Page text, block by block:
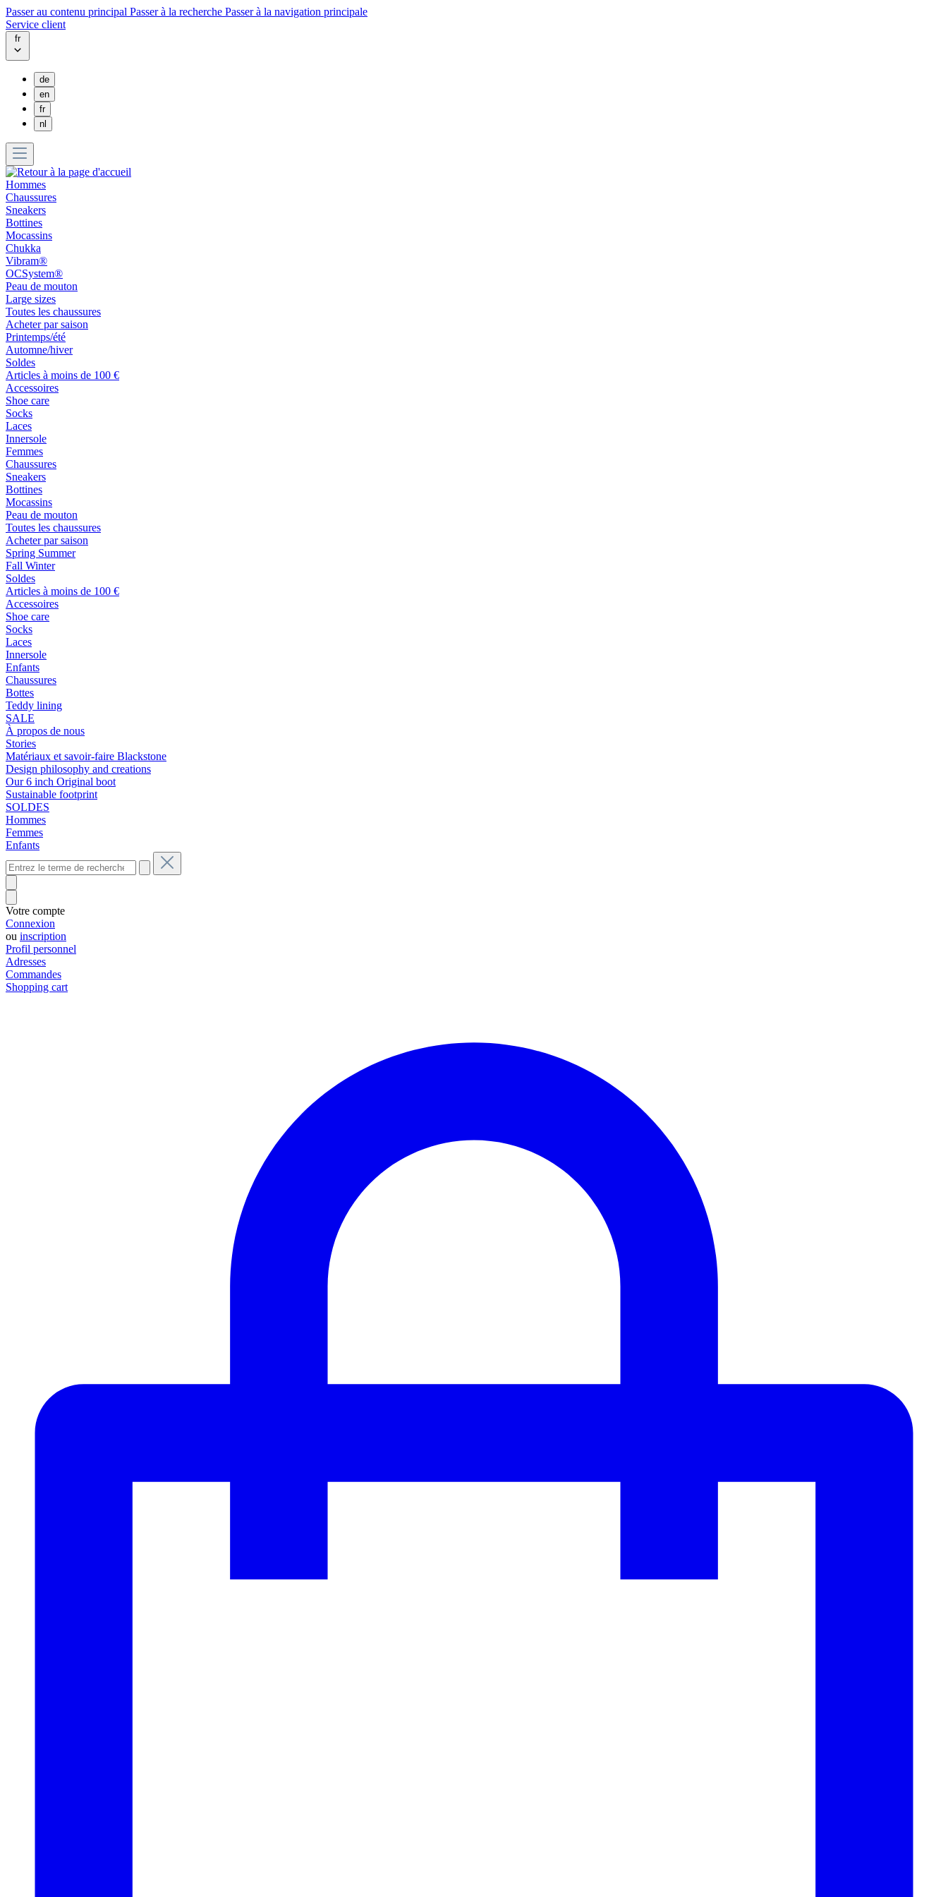
Passer au contenu principal Passer à la recherche Passer à la navigation principale
Service client
fr
de
en
fr
nl
Hommes
Chaussures
Sneakers
Bottines
Mocassins
Chukka
Vibram®
OCSystem®
Peau de mouton
Large sizes
Toutes les chaussures
Acheter par saison
Printemps/été
Automne/hiver
Soldes
Articles à moins de 100 €
Accessoires
Shoe care
Socks
Laces
Innersole
Femmes
Chaussures
Sneakers
Bottines
Mocassins
Peau de mouton
Toutes les chaussures
Acheter par saison
Spring Summer
Fall Winter
Soldes
Articles à moins de 100 €
Accessoires
Shoe care
Socks
Laces
Innersole
Enfants
Chaussures
Bottes
Teddy lining
SALE
À propos de nous
Stories
Matériaux et savoir-faire Blackstone
Design philosophy and creations
Our 6 inch Original boot
Sustainable footprint
SOLDES
Hommes
Femmes
Enfants
Votre compte
Connexion
ou inscription
Profil personnel
Adresses
Commandes
Shopping cart